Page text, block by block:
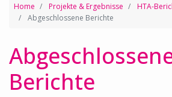
Home Projekte & Ergebnisse
HTA-
Abgeschlossene Berichte
Berichte